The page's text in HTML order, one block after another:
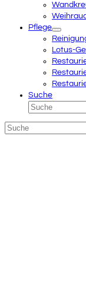
Pflege
Lotus-
Suche
Suche
Suche